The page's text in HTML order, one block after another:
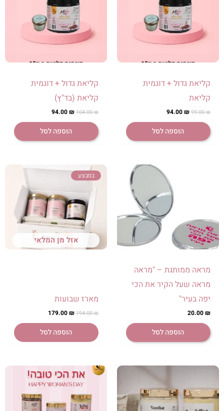
קליאת גדול + דוגמית
קליאת
99.00₪
היה:
99.00 ₪.
94.00₪
הוא:
94.00 ₪.
הוספה לסל
קליאת גדול + דוגמית
קליאת (בד"ץ)
104.00₪
היה:
104.00 ₪.
94.00₪
הוא:
94.00 ₪.
הוספה לסל
מראה ממותגת – "מראה
מראה שעל הקיר את הכי
יפה בעיר"
20.00₪
הוספה לסל
במבצע
אזל מן המלאי
מארז שבועות
194.00₪
המחיר
היה:
194.00 ₪.
179.00₪
המחיר
הוא:
179.00 ₪.
הוספה לסל